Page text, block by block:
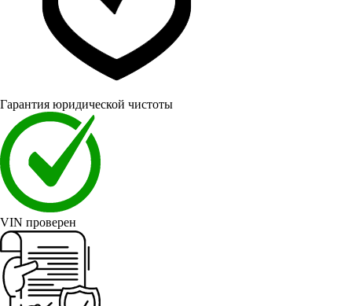
Гарантия юридической чистоты
VIN проверен